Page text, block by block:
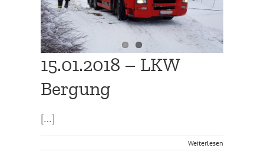
15.01.2018 – LKW
Bergung
[…]
Weiterlesen